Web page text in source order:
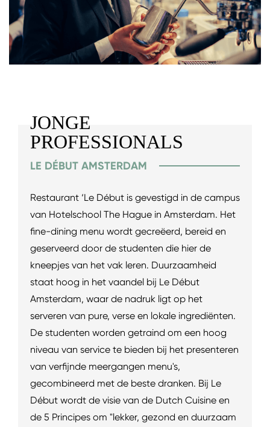
JONGE
PROFESSIONALS
LE DÉBUT AMSTERDAM
Restaurant ‘Le Début is gevestigd in de campus
van Hotelschool The Hague in Amsterdam. Het
fine-dining menu wordt gecreëerd, bereid en
geserveerd door de studenten die hier de
kneepjes van het vak leren. Duurzaamheid
staat hoog in het vaandel bij Le Début
Amsterdam, waar de nadruk ligt op het
serveren van pure, verse en lokale ingrediënten.
De studenten worden getraind om een hoog
niveau van service te bieden bij het presenteren
van verfijnde meergangen menu's,
gecombineerd met de beste dranken. Bij Le
Début wordt de visie van de Dutch Cuisine en
de 5 Principes om "lekker, gezond en duurzaam